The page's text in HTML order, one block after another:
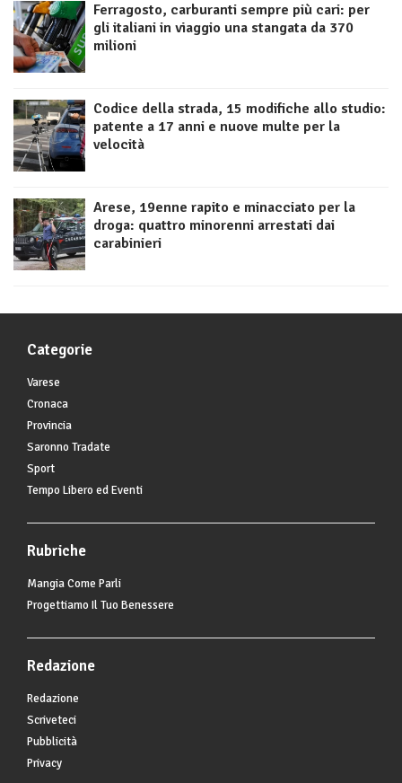
Ferragosto, carburanti sempre più cari: per
gli italiani in viaggio una stangata da 370
milioni
Codice della strada, 15 modifiche allo studio:
patente a 17 anni e nuove multe per la
velocità
Arese, 19enne rapito e minacciato per la
droga: quattro minorenni arrestati dai
carabinieri
Categorie
Varese
Cronaca
Provincia
Saronno Tradate
Sport
Tempo Libero ed Eventi
Rubriche
Mangia Come Parli
Progettiamo Il Tuo Benessere
Redazione
Redazione
Scriveteci
Pubblicità
Privacy